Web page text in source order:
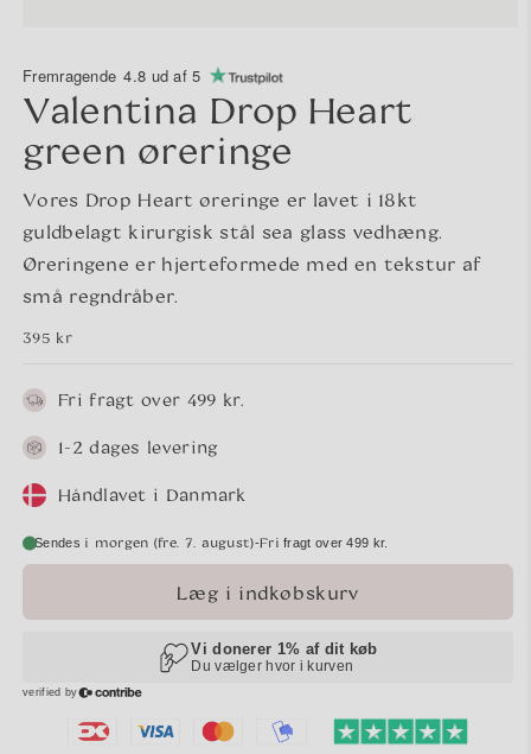
Fremragende 4.8 ud af 5
Valentina Drop Heart
green øreringe
Vores Drop Heart øreringe er lavet i 18kt
guldbelagt kirurgisk stål sea glass vedhæng.
Øreringene er hjerteformede med en tekstur af
små regndråber.
Normalpris
395 kr
Fri fragt over 499 kr.
1-2 dages levering
Håndlavet i Danmark
Sendes i morgen (fre. 7. august)-Fri fragt over 499 kr.
Læg i indkøbskurv